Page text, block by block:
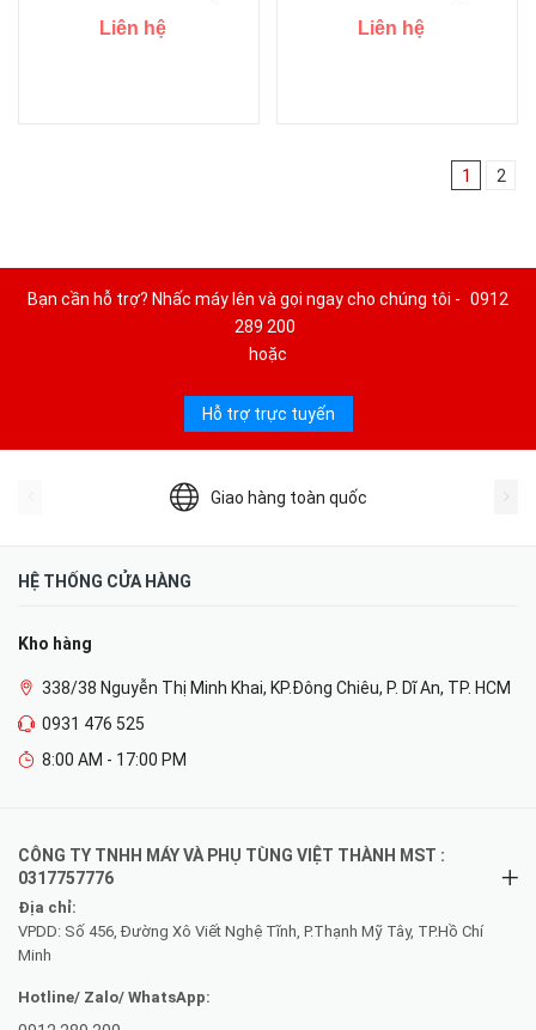
Cummins
Liên hệ Liên hệ
1 2
Bạn cần hỗ trợ? Nhấc máy lên và gọi ngay cho chúng tôi - 0912
289 200
hoặc
Hỗ trợ trực tuyến
Giao hàng toàn quốc
HỆ THỐNG CỬA HÀNG
Kho hàng
338/38 Nguyễn Thị Minh Khai, KP.Đông Chiêu, P. Dĩ An, TP. HCM
0931 476 525
8:00 AM - 17:00 PM
CÔNG TY TNHH MÁY VÀ PHỤ TÙNG VIỆT THÀNH MST :
0317757776
Địa chỉ:
VPDD: Số 456, Đường Xô Viết Nghệ Tĩnh, P.Thạnh Mỹ Tây, TP.Hồ Chí
Minh
Hotline/ Zalo/ WhatsApp: